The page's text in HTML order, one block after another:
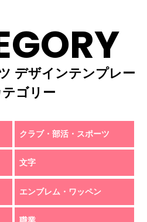
デザインテンプレー
テゴリー
クラブ・部活・スポーツ
文字
エンブレム・ワッペン